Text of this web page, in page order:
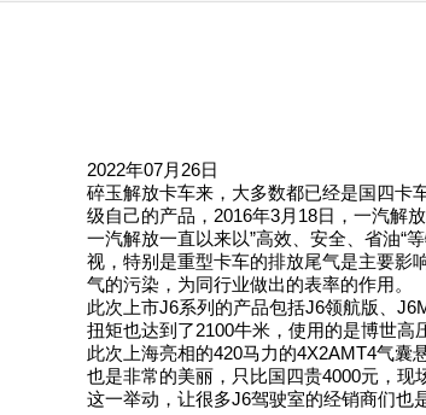
2022年07月26日
碎玉解放卡车来，大多数都已经是国四卡
级自己的产品，2016年3月18日，一汽解
一汽解放一直以来以”高效、安全、省油“
视，特别是重型卡车的排放尾气是主要影
气的污染，为同行业做出的表率的作用。
此次上市J6系列的产品包括J6领航版、
扭矩也达到了2100牛米，使用的是博世高
此次上海亮相的420马力的4X2AMT4气
也是非常的美丽，只比国四贵4000元，现
这一举动，让很多J6驾驶室的经销商们也